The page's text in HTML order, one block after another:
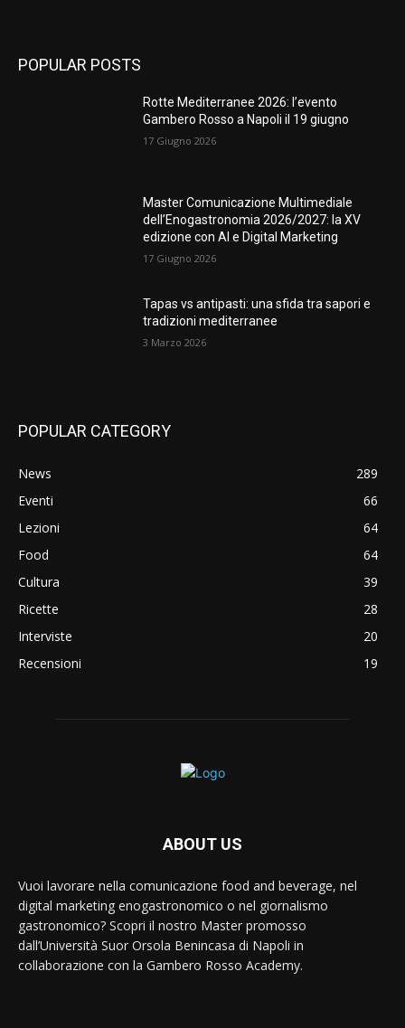
POPULAR POSTS
Rotte Mediterranee 2026: l’evento
Gambero Rosso a Napoli il 19 giugno
17 Giugno 2026
Master Comunicazione Multimediale
dell’Enogastronomia 2026/2027: la XV
edizione con AI e Digital Marketing
17 Giugno 2026
Tapas vs antipasti: una sfida tra sapori e
tradizioni mediterranee
3 Marzo 2026
POPULAR CATEGORY
News
289
Eventi
66
Lezioni
64
Food
64
Cultura
39
Ricette
28
Interviste
20
Recensioni
19
ABOUT US
Vuoi lavorare nella comunicazione food and beverage, nel
digital marketing enogastronomico o nel giornalismo
gastronomico? Scopri il nostro Master promosso
dall’Università Suor Orsola Benincasa di Napoli in
collaborazione con la Gambero Rosso Academy.